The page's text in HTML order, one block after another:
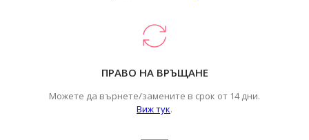
ПРАВО НА ВРЪЩАНЕ
Можете да върнете/замените в срок от 14 дни.
Виж тук.